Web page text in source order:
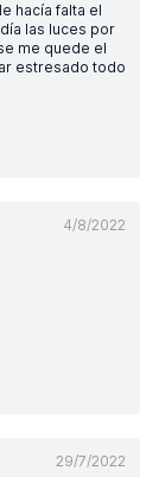
hacía falta el
las luces por
me quede el
estresado todo
4/8/2022
29/7/2022